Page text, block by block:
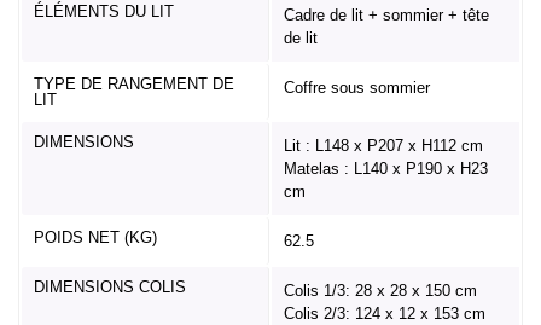
ÉLÉMENTS DU LIT
Cadre de lit + sommier + tête
de lit
TYPE DE RANGEMENT DE
LIT
Coffre sous sommier
DIMENSIONS
Lit : L148 x P207 x H112 cm
Matelas : L140 x P190 x H23
cm
POIDS NET (KG) 62.5
DIMENSIONS COLIS
Colis 1/3: 28 x 28 x 150 cm
Colis 2/3: 124 x 12 x 153 cm